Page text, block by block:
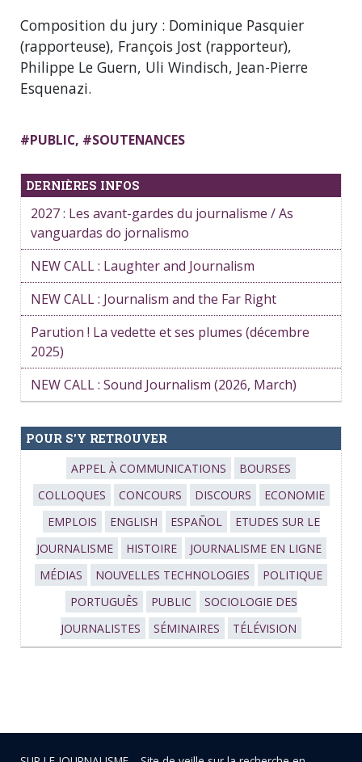
Composition du jury : Dominique Pasquier
(rapporteuse), François Jost (rapporteur),
Philippe Le Guern, Uli Windisch, Jean-Pierre
Esquenazi.
#PUBLIC, #SOUTENANCES
DERNIÈRES INFOS
2027 : Les avant-gardes du journalisme / As
vanguardas do jornalismo
NEW CALL : Laughter and Journalism
NEW CALL : Journalism and the Far Right
Parution ! La vedette et ses plumes (décembre
2025)
NEW CALL : Sound Journalism (2026, March)
POUR S’Y RETROUVER
APPEL À COMMUNICATIONS
BOURSES
COLLOQUES
CONCOURS DISCOURS
ECONOMIE
EMPLOIS
ENGLISH ESPAÑOL
ETUDES SUR LE
JOURNALISME
HISTOIRE
JOURNALISME EN LIGNE
MÉDIAS
NOUVELLES TECHNOLOGIES
POLITIQUE
PORTUGUÊS
PUBLIC
SOCIOLOGIE DES
JOURNALISTES
SÉMINAIRES TÉLÉVISION